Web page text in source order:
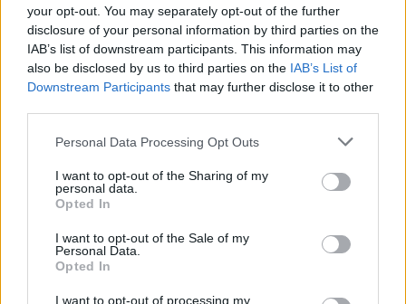
your opt-out. You may separately opt-out of the further
disclosure of your personal information by third parties on the
IAB’s list of downstream participants. This information may
also be disclosed by us to third parties on the IAB’s List of
Downstream Participants that may further disclose it to other
Personal Data Processing Opt Outs
I want to opt-out of the Sharing of my
personal data.
Opted In
I want to opt-out of the Sale of my
Personal Data.
Opted In
I want to opt-out of processing my
Στη συνέχεια, το χρησιμοποιούμε για να
φτιάξουμε το ψωμί.
Για το ψωμί
Σε ένα μπολ βάζουμε 130 γρ. από το
προζύμι, το αλεύρι, το νερό και
ανακατεύουμε με ένα κουτάλι. Όταν
ζυμώνουμε με τα χέρια μας.